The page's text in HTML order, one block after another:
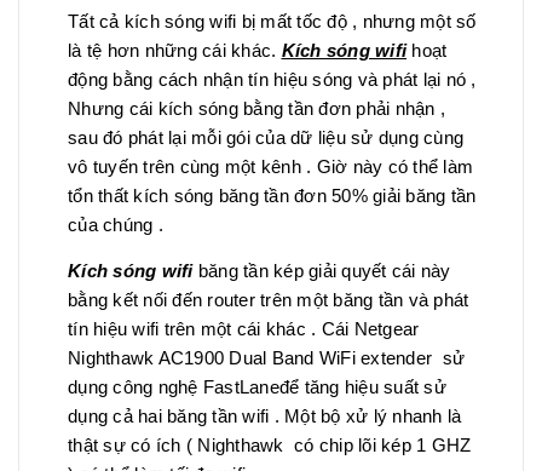
Tất cả kích sóng wifi bị mất tốc độ , nhưng một số
là tệ hơn những cái khác. Kích sóng wifihoạt
động bằng cách nhận tín hiệu sóng và phát lại nó ,
Nhưng cái kích sóng bằng tần đơn phải nhận ,
sau đó phát lại mỗi gói của dữ liệu sử dụng cùng
vô tuyến trên cùng một kênh . Giờ này có thể làm
tổn thất kích sóng băng tần đơn 50% giải băng tần
của chúng .
Kích sóng wifibăng tần kép giải quyết cái này
bằng kết nối đến router trên một băng tần và phát
tín hiệu wifi trên một cái khác . Cái Netgear
Nighthawk AC1900 Dual Band WiFi extender sử
dụng công nghệ FastLaneđể tăng hiệu suất sử
dụng cả hai băng tần wifi . Một bộ xử lý nhanh là
thật sự có ích ( Nighthawk có chip lõi kép 1 GHZ